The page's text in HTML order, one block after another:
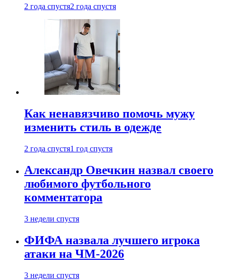
2 года спустя2 года спустя
Как ненавязчиво помочь мужу
изменить стиль в одежде
2 года спустя1 год спустя
Александр Овечкин назвал своего
любимого футбольного
комментатора
3 недели спустя
ФИФА назвала лучшего игрока
атаки на ЧМ-2026
3 недели спустя